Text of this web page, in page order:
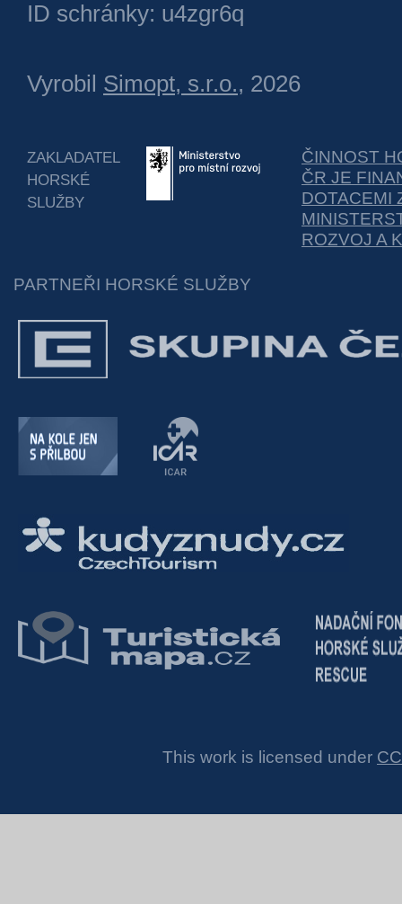
ID schránky: u4zgr6q
Vyrobil Simopt, s.r.o., 2026
ZAKLADATEL
HORSKÉ
SLUŽBY
ČINNOST
ČR JE
DOTACEMI
ROZVOJ A
PARTNEŘI HORSKÉ SLUŽBY
This work is licensed under